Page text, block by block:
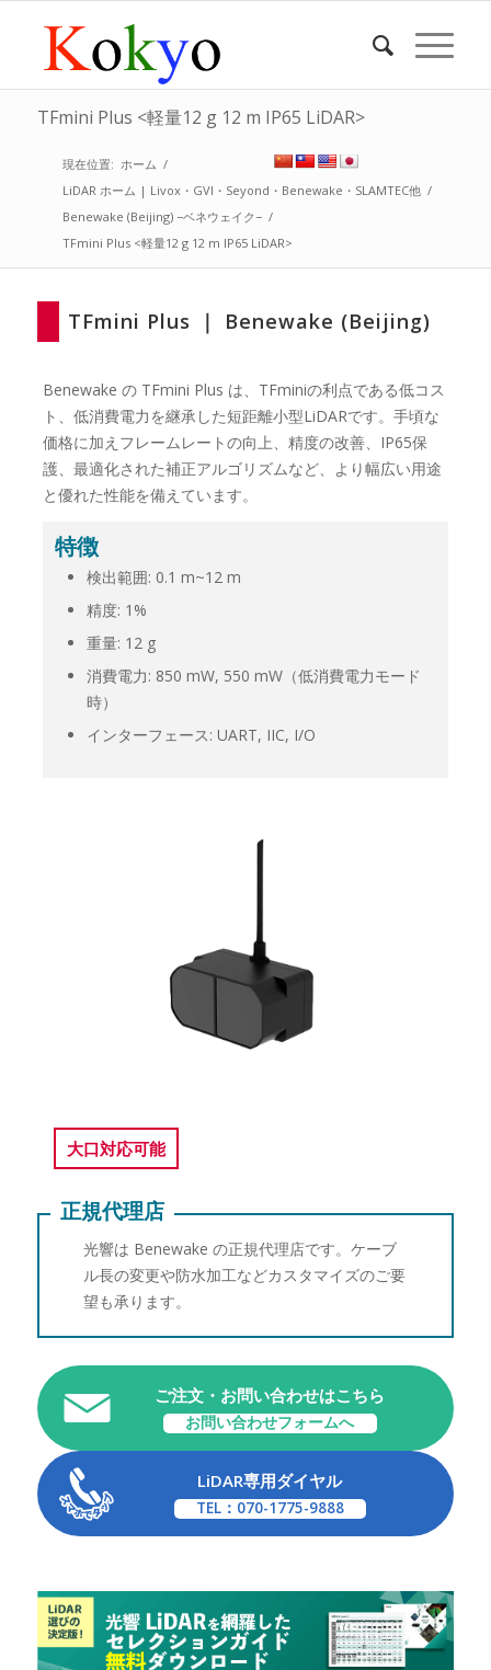
TFmini Plus <軽量12 g 12 m IP65 LiDAR>
現在位置: ホーム /
LiDAR ホーム | Livox・GVI・Seyond・Benewake・SLAMTEC他 /
Benewake (Beijing) −ベネウェイク− /
TFmini Plus <軽量12 g 12 m IP65 LiDAR>
TFmini Plus ｜ Benewake (Beijing)
Benewake の TFmini Plus は、TFminiの利点である低コス
ト、低消費電力を継承した短距離小型LiDARです。手頃な
価格に加えフレームレートの向上、精度の改善、IP65保
護、最適化された補正アルゴリズムなど、より幅広い用途
と優れた性能を備えています。
特徴
検出範囲: 0.1 m~12 m
精度: 1%
重量: 12 g
消費電力: 850 mW, 550 mW（低消費電力モード
時）
インターフェース: UART, IIC, I/O
大口対応可能
正規代理店
光響は Benewake の正規代理店です。ケーブ
ル長の変更や防水加工などカスタマイズのご要
望も承ります。
ご注文・お問い合わせはこちら
お問い合わせフォームへ
LiDAR専用ダイヤル
TEL：070-1775-9888